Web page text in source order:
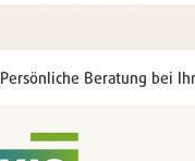
Persönliche Beratung bei